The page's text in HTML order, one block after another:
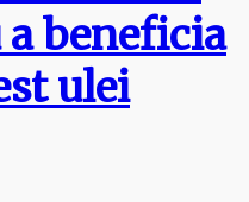
beneficia
ulei